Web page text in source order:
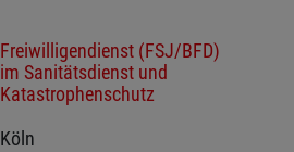
Freiwilligendienst (FSJ/BFD)
im Sanitätsdienst und
Katastrophenschutz
Köln